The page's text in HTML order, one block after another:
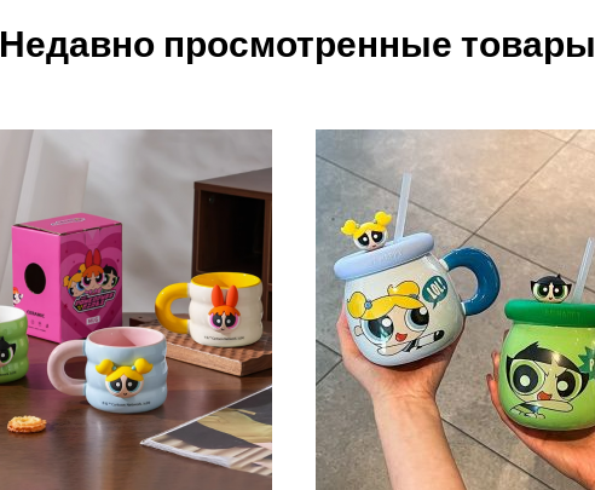
Недавно просмотренные товары